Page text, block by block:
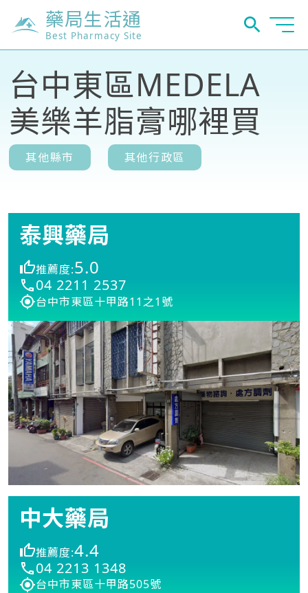
藥局生活通
Best Pharmacy Site
台中東區MEDELA
美樂羊脂膏哪裡買
其他縣市 其他行政區
泰興藥局
推薦度:5.0
04 2211 2537
台中市東區十甲路11之1號
中大藥局
推薦度:4.4
04 2213 1348
台中市東區十甲路505號